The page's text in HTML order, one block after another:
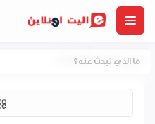
ابريق ماء كهرباء